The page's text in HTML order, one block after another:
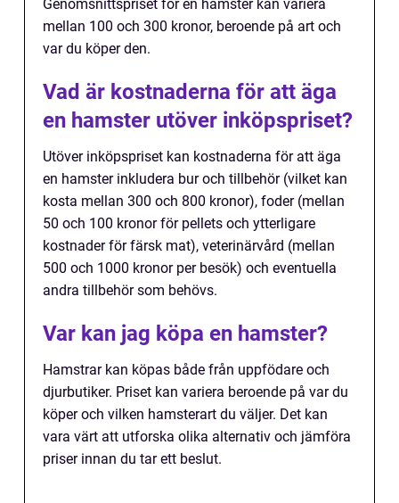
Genomsnittspriset för en hamster kan variera
mellan 100 och 300 kronor, beroende på art och
var du köper den.
Vad är kostnaderna för att äga
en hamster utöver inköpspriset?
Utöver inköpspriset kan kostnaderna för att äga
en hamster inkludera bur och tillbehör (vilket kan
kosta mellan 300 och 800 kronor), foder (mellan
50 och 100 kronor för pellets och ytterligare
kostnader för färsk mat), veterinärvård (mellan
500 och 1000 kronor per besök) och eventuella
andra tillbehör som behövs.
Var kan jag köpa en hamster?
Hamstrar kan köpas både från uppfödare och
djurbutiker. Priset kan variera beroende på var du
köper och vilken hamsterart du väljer. Det kan
vara värt att utforska olika alternativ och jämföra
priser innan du tar ett beslut.